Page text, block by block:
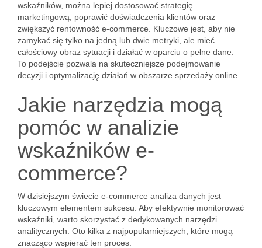
wskaźników, można lepiej dostosować strategię
marketingową, poprawić doświadczenia klientów oraz
zwiększyć rentowność e-commerce. Kluczowe jest, aby nie
zamykać się tylko na jedną lub dwie metryki, ale mieć
całościowy obraz sytuacji i działać w oparciu o pełne dane.
To podejście pozwala na skuteczniejsze podejmowanie
decyzji i optymalizację działań w obszarze sprzedaży online.
Jakie narzędzia mogą
pomóc w analizie
wskaźników e-
commerce?
W dzisiejszym świecie e-commerce analiza danych jest
kluczowym elementem sukcesu. Aby efektywnie monitorować
wskaźniki, warto skorzystać z dedykowanych narzędzi
analitycznych. Oto kilka z najpopularniejszych, które mogą
znacząco wspierać ten proces: